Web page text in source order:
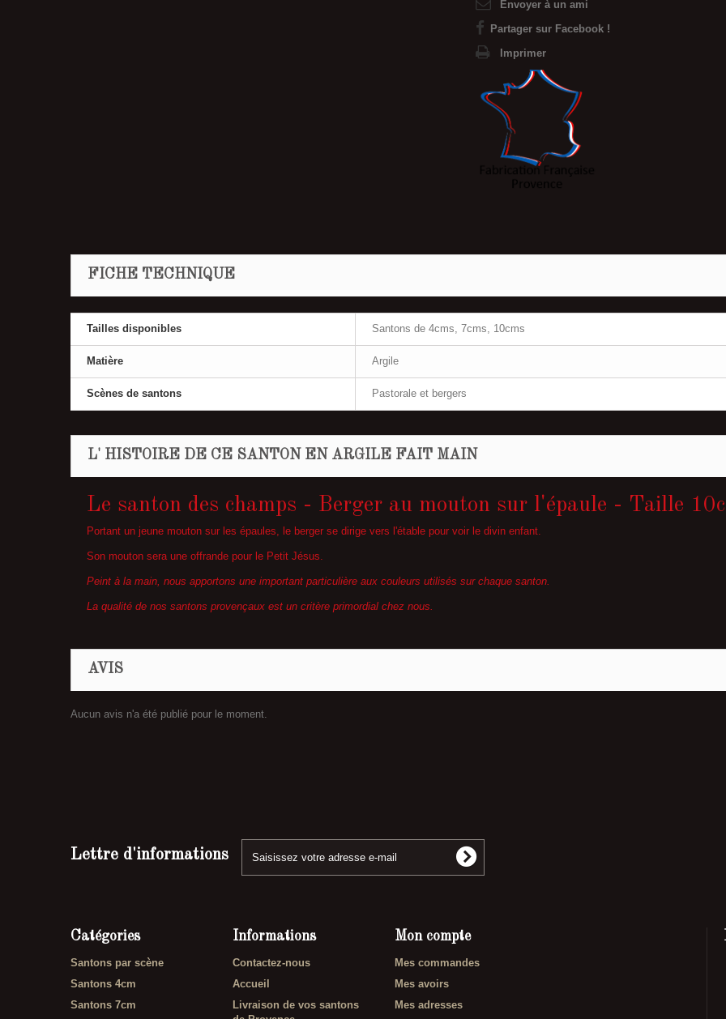
Envoyer à un ami
Partager sur Facebook !
Imprimer
FICHE TECHNIQUE
Tailles disponibles Santons de 4cms, 7cms, 10cms
Matière Argile
Scènes de santons Pastorale et bergers
L' HISTOIRE DE CE SANTON EN ARGILE FAIT MAIN
Le santon des champs - Berger au mouton sur l'épaule - Taille
Portant un jeune mouton sur les épaules, le berger se dirige vers l'étable pour voir le divin enfant.
Son mouton sera une offrande pour le Petit Jésus.
Peint à la main, nous apportons une important particulière aux couleurs utilisés sur chaque santon.
La qualité de nos santons provençaux est un critère primordial chez nous.
AVIS
Aucun avis n'a été publié pour le moment.
Lettre d'informations
Catégories
Santons par scène
Santons 4cm
Santons 7cm
Informations
Contactez-nous
Accueil
Livraison de vos santons
Mon compte
Mes commandes
Mes avoirs
Mes adresses